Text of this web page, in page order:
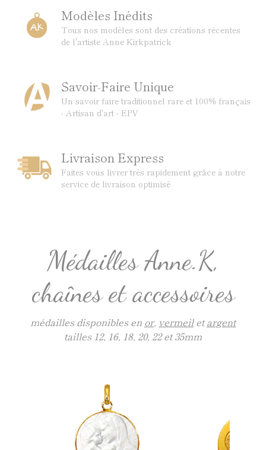
Modèles Inédits
Tous nos modèles sont des créations récentes
de l'artiste Anne Kirkpatrick
Savoir-Faire Unique
Un savoir faire traditionnel rare et 100% français
- Artisan d'art - EPV
Livraison Express
Faites vous livrer très rapidement grâce à notre
service de livraison optimisé
Médailles Anne.K,
chaînes et accessoires
médailles disponibles en or, vermeiletargent
tailles 12, 16, 18, 20, 22 et 35mm